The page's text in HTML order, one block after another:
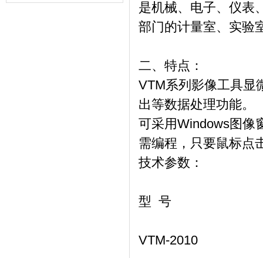
是机械、电子、仪表
部门的计量室、实验
二、特点：
VTM系列影像工具显
出等数据处理功能。
可采用Windows图像
需编程，只要鼠标点
技术参数：
型 号
VTM-2010